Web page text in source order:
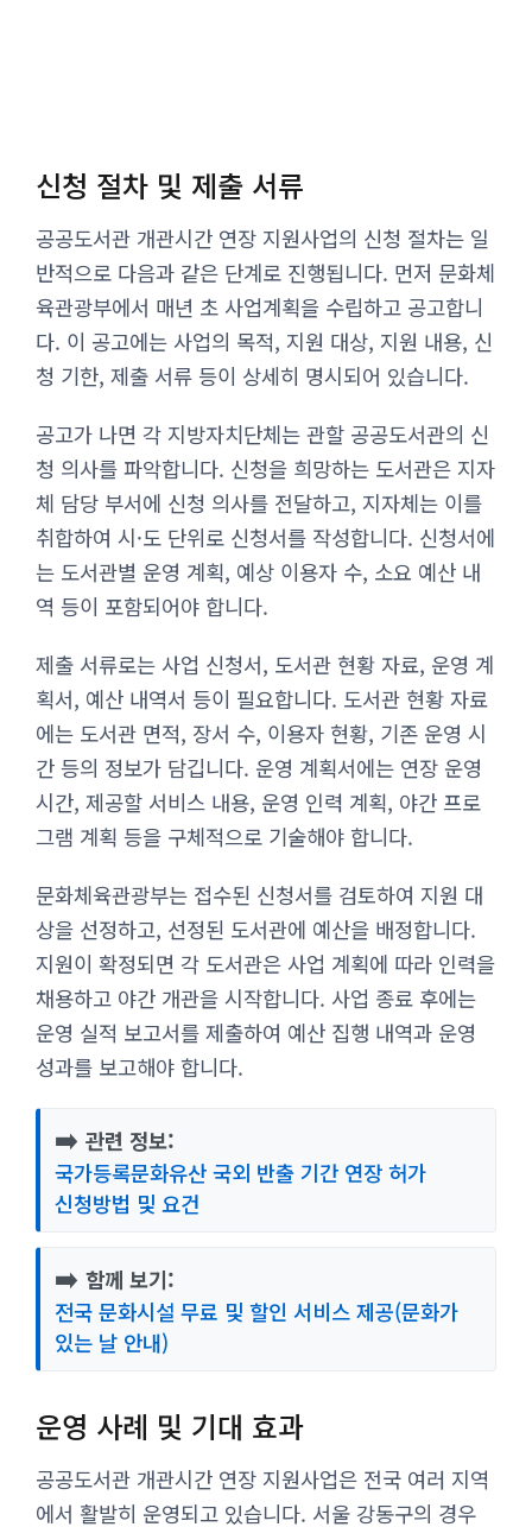
신청 절차 및 제출 서류
공공도서관 개관시간 연장 지원사업의 신청 절차는 일
반적으로 다음과 같은 단계로 진행됩니다. 먼저 문화체
육관광부에서 매년 초 사업계획을 수립하고 공고합니
다. 이 공고에는 사업의 목적, 지원 대상, 지원 내용, 신
청 기한, 제출 서류 등이 상세히 명시되어 있습니다.
공고가 나면 각 지방자치단체는 관할 공공도서관의 신
청 의사를 파악합니다. 신청을 희망하는 도서관은 지자
체 담당 부서에 신청 의사를 전달하고, 지자체는 이를
취합하여 시·도 단위로 신청서를 작성합니다. 신청서에
는 도서관별 운영 계획, 예상 이용자 수, 소요 예산 내
역 등이 포함되어야 합니다.
제출 서류로는 사업 신청서, 도서관 현황 자료, 운영 계
획서, 예산 내역서 등이 필요합니다. 도서관 현황 자료
에는 도서관 면적, 장서 수, 이용자 현황, 기존 운영 시
간 등의 정보가 담깁니다. 운영 계획서에는 연장 운영
시간, 제공할 서비스 내용, 운영 인력 계획, 야간 프로
그램 계획 등을 구체적으로 기술해야 합니다.
문화체육관광부는 접수된 신청서를 검토하여 지원 대
상을 선정하고, 선정된 도서관에 예산을 배정합니다.
지원이 확정되면 각 도서관은 사업 계획에 따라 인력을
채용하고 야간 개관을 시작합니다. 사업 종료 후에는
운영 실적 보고서를 제출하여 예산 집행 내역과 운영
성과를 보고해야 합니다.
➡️ 관련 정보:
국가등록문화유산 국외 반출 기간 연장 허가
신청방법 및 요건
➡️ 함께 보기:
전국 문화시설 무료 및 할인 서비스 제공(문화가
있는 날 안내)
운영 사례 및 기대 효과
공공도서관 개관시간 연장 지원사업은 전국 여러 지역
에서 활발히 운영되고 있습니다. 서울 강동구의 경우